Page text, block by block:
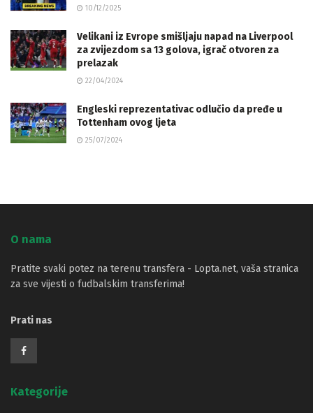
10/12/2025
Velikani iz Evrope smišljaju napad na Liverpool
za zvijezdom sa 13 golova, igrač otvoren za
prelazak
22/04/2024
Engleski reprezentativac odlučio da pređe u
Tottenham ovog ljeta
25/07/2024
O nama
Pratite svaki potez na terenu transfera - Lopta.net, vaša stranica
za sve vijesti o fudbalskim transferima!
Prati nas
Kategorije